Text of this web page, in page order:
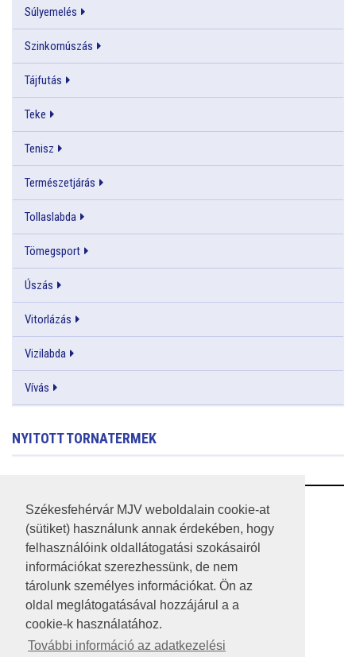
Székesfehérvár MJV weboldalain cookie-at
(sütiket) használunk annak érdekében, hogy
felhasználóink oldallátogatási szokásairól
információkat szerezhessünk, de nem
tárolunk személyes információkat. Ön az
oldal meglátogatásával hozzájárul a a
cookie-k használatához.
További információ az adatkezelési
Súlyemelés
Szinkornúszás
Tájfutás
Teke
Tenisz
Természetjárás
Tollaslabda
Tömegsport
Úszás
Vitorlázás
Vizilabda
Vívás
NYITOTT TORNATERMEK
RSS
A HONLAP 2017.03.31-I ÁLLAPOTA
JOGI NYILATKOZAT
IMPRESSZUM